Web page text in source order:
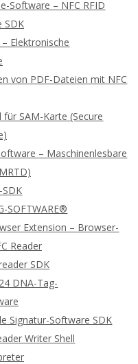
Software – NFC RFID
SDK
Elektronische
von PDF-Dateien mit NFC
SAM-Karte (Secure
– Maschinenlesbare
SOFTWARE®
Extension – Browser-
Reader
SDK
DNA-Tag-
Signatur-Software SDK
Writer Shell